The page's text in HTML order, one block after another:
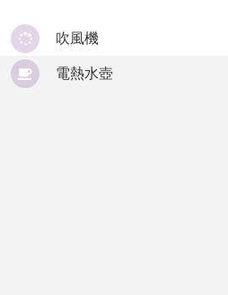
吹風機
電熱水壺